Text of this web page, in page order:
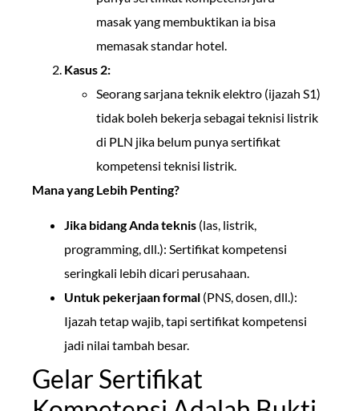
masak yang membuktikan ia bisa
memasak standar hotel.
Kasus 2:
Seorang sarjana teknik elektro (ijazah S1)
tidak boleh bekerja sebagai teknisi listrik
di PLN jika belum punya sertifikat
kompetensi teknisi listrik.
Mana yang Lebih Penting?
Jika bidang Anda teknis (las, listrik,
programming, dll.): Sertifikat kompetensi
seringkali lebih dicari perusahaan.
Untuk pekerjaan formal (PNS, dosen, dll.):
Ijazah tetap wajib, tapi sertifikat kompetensi
jadi nilai tambah besar.
Gelar Sertifikat